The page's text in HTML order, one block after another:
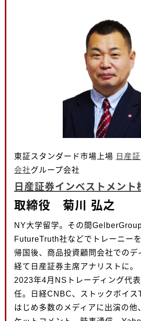
東証スタンダード市場上場 日産
会社グループ会社
日産証券インベストメント
取締役 菊川 弘之
NY大学留学。その間GelberGroup
FutureTruth社などでトレーニーを
帰国後、商品投資顧問会社でのデ
経て日産証券主席アナリストに。
2023年4月NSトレーディング代
任。日経CNBC、ストックボイス
はじめ多数のメディアに出演の他